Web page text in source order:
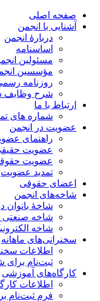
صفحه اصلی
آشنایی با انجمن
دربارۀ انجمن
اساسنامه
مسئولین انجمن
مؤسسین
روزنامه رسمی
شرح وظایف
ارتباط با ما
شماره های
عضویت در انجمن
راهنمای
عضویت حقیقی
عضویت حقوقی
تمدید عضویت
اعضای حقوقی
شاخه‌های انجمن
شاخۀ بانوان در
شاخه صنعتی
شاخه‌
سخنرانی‌های ماهانه
اطلاعات
ثبت‌نام برای
کارگاه‌های آموزشی
اطلاعات
فرم ثبت‌نام